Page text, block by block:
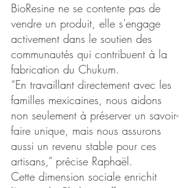
BioResine ne se contente pas de
vendre un produit, elle s’engage
activement dans le soutien des
communautés qui contribuent à la
fabrication du Chukum.
“En travaillant directement avec les
familles mexicaines, nous aidons
non seulement à préserver un savoir-
faire unique, mais nous assurons
aussi un revenu stable pour ces
artisans,” précise Raphaël.
Cette dimension sociale enrichit